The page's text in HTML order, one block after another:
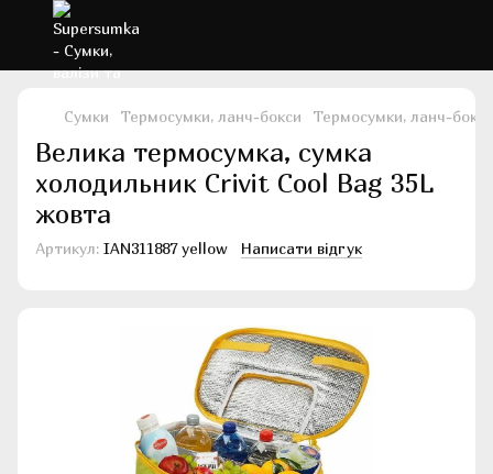
Сумки Термосумки, ланч-бокси Термосумки, ланч-
Велика термосумка, сумка
холодильник Crivit Cool Bag 35L
жовта
Артикул: IAN311887 yellow Написати відгук